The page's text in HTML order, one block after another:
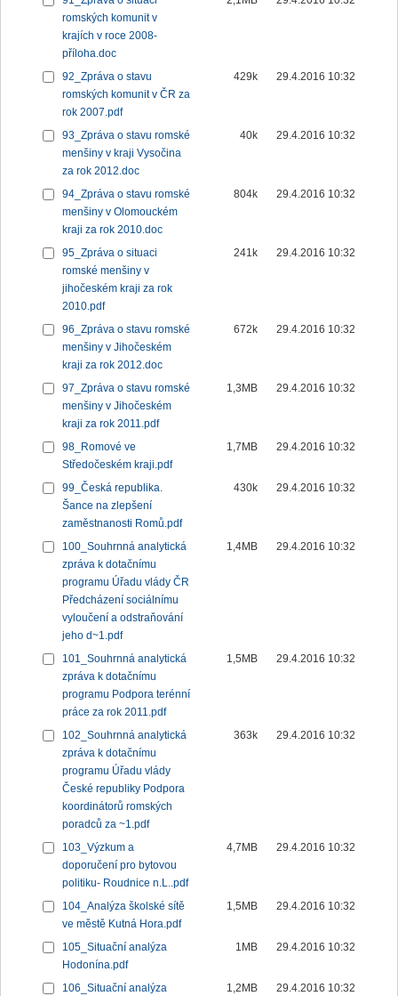
romských komunit v
krajích v roce 2008-
příloha.doc
92_Zpráva o stavu
romských komunit v ČR za
rok 2007.pdf
429k 29.4.2016 10:32
93_Zpráva o stavu romské
menšiny v kraji Vysočina
za rok 2012.doc
40k 29.4.2016 10:32
94_Zpráva o stavu romské
menšiny v Olomouckém
kraji za rok 2010.doc
804k 29.4.2016 10:32
95_Zpráva o situaci
romské menšiny v
jihočeském kraji za rok
2010.pdf
241k 29.4.2016 10:32
96_Zpráva o stavu romské
menšiny v Jihočeském
kraji za rok 2012.doc
672k 29.4.2016 10:32
97_Zpráva o stavu romské
menšiny v Jihočeském
kraji za rok 2011.pdf
1,3MB 29.4.2016 10:32
98_Romové ve
Středočeském kraji.pdf
1,7MB 29.4.2016 10:32
99_Česká republika.
Šance na zlepšení
zaměstnanosti Romů.pdf
430k 29.4.2016 10:32
100_Souhrnná analytická
zpráva k dotačnímu
programu Úřadu vlády ČR
Předcházení sociálnímu
vyloučení a odstraňování
jeho d~1.pdf
1,4MB 29.4.2016 10:32
101_Souhrnná analytická
zpráva k dotačnímu
programu Podpora terénní
práce za rok 2011.pdf
1,5MB 29.4.2016 10:32
102_Souhrnná analytická
zpráva k dotačnímu
programu Úřadu vlády
České republiky Podpora
koordinátorů romských
poradců za ~1.pdf
363k 29.4.2016 10:32
103_Výzkum a
doporučení pro bytovou
politiku- Roudnice n.L..pdf
4,7MB 29.4.2016 10:32
104_Analýza školské sítě
ve městě Kutná Hora.pdf
1,5MB 29.4.2016 10:32
105_Situační analýza
Hodonína.pdf
1MB 29.4.2016 10:32
106_Situační analýza
1,2MB 29.4.2016 10:32